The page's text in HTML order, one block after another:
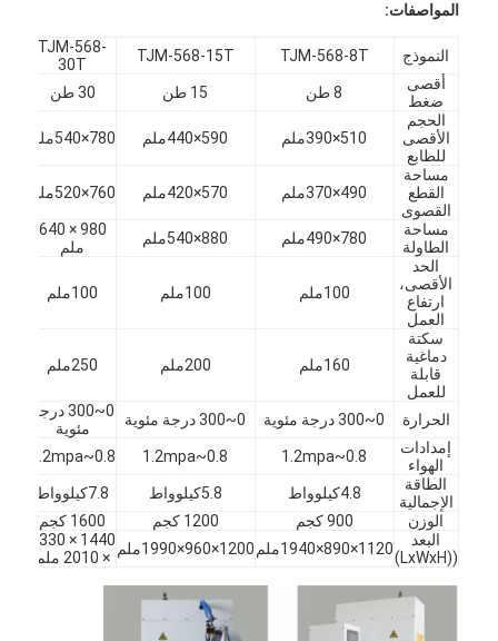
مسكن
منتجات
معلومات عنا
جولة في المعمل
مراقبة الجودة
اتصل بنا
المواصفات:
النموذج TJM-568-8T
TJM-568-15T
TJM-568-
30T
أقصى
ضغط
8 طن 15 طن
30 طن
الحجم
الأقصى
للطابع
510×390ملم 590×440ملم 780×540ملم
مساحة
القطع
القصوى
490×370ملم 570×420ملم 760×520ملم
مساحة
الطاولة
780×490ملم 880×540ملم
980 × 640
ملم
الحد
الأقصى،
ارتفاع
العمل
100ملم 100ملم 100ملم
سكتة
دماغية
قابلة
للعمل
160ملم 200ملم 250ملم
الحرارة 0~300 درجة مئوية 0~300 درجة مئوية
0~300 درجة
مئوية
إمدادات
الهواء
0.8~1.2mpa
0.8~1.2mpa
0.8~1.2mpa
الطاقة
الإجمالية
4.8كيلوواط 5.8كيلوواط
7.8كيلوواط
الوزن
900 كجم 1200 كجم
1600 كجم
البعد
((LxWxH)
1120×890×1940ملم 1200×960×1990ملم
1440 × 1330
× 2010 ملم